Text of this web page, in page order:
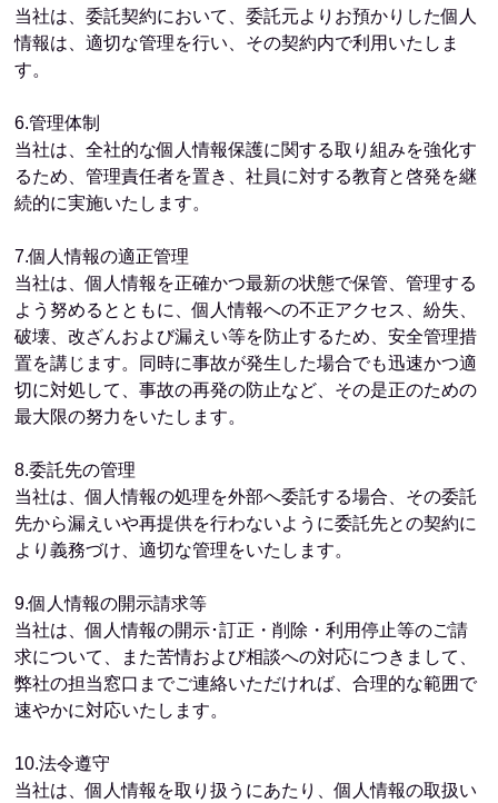
当社は、委託契約において、委託元よりお預かりした個人
情報は、適切な管理を行い、その契約内で利用いたしま
す。
6.管理体制
当社は、全社的な個人情報保護に関する取り組みを強化す
るため、管理責任者を置き、社員に対する教育と啓発を継
続的に実施いたします。
7.個人情報の適正管理
当社は、個人情報を正確かつ最新の状態で保管、管理する
よう努めるとともに、個人情報への不正アクセス、紛失、
破壊、改ざんおよび漏えい等を防止するため、安全管理措
置を講じます。同時に事故が発生した場合でも迅速かつ適
切に対処して、事故の再発の防止など、その是正のための
最大限の努力をいたします。
8.委託先の管理
当社は、個人情報の処理を外部へ委託する場合、その委託
先から漏えいや再提供を行わないように委託先との契約に
より義務づけ、適切な管理をいたします。
9.個人情報の開示請求等
当社は、個人情報の開示･訂正・削除・利用停止等のご請
求について、また苦情および相談への対応につきまして、
弊社の担当窓口までご連絡いただければ、合理的な範囲で
速やかに対応いたします。
10.法令遵守
当社は、個人情報を取り扱うにあたり、個人情報の取扱い